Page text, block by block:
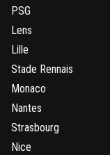
PSG
Lens
Lille
Stade Rennais
Monaco
Nantes
Strasbourg
Nice